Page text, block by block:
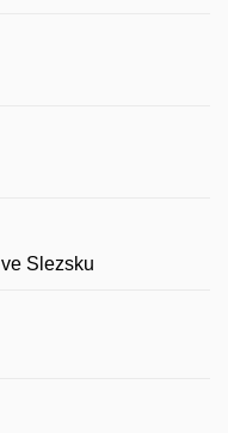
Slezsku